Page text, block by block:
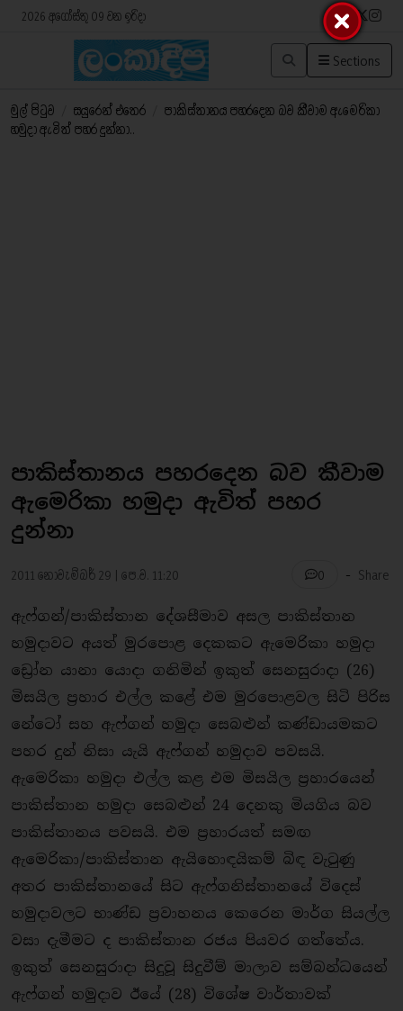
2026 අගෝස්තු 09 වන ඉරිදා
Sections
මුල් පිටුව සයුරෙන් එතෙර
පාකිස්තානය පහරදෙන බව කීවාම ඇමෙරිකා
හමුදා ඇවිත් පහර දුන්නා..
පාකිස්තානය පහරදෙන බව කීවාම
ඇමෙරිකා හමුදා ඇවිත් පහර
දුන්නා
2011 නොවැම්බර් 29 | පෙ.ව. 11:20 0 - Share
ඇෆ්ගන්/පාකිස්තාන දේශසීමාව අසල පාකිස්තාන
හමුදාවට අයත් මුරපොළ දෙකකට ඇමෙරිකා හමුදා
ඩ්‍රෝන යානා යොදා ගනිමින් ඉකුත් සෙනසුරාදා (26)
මිසයිල ප‍්‍රහාර එල්ල කළේ එම මුරපොළවල සිටි පිරිස
නේටෝ සහ ඇෆ්ගන් හමුදා සෙබළුන් කණ්ඩායමකට
පහර දුන් නිසා යැයි ඇෆ්ගන් හමුදාව පවසයි.
ඇමෙරිකා හමුදා එල්ල කළ එම මිසයිල ප‍්‍රහාරයෙන්
පාකිස්තාන හමුදා සෙබළුන් 24 දෙනකු මියගිය බව
පාකිස්තානය පවසයි. එම ප‍්‍රහාරයත් සමඟ
ඇමෙරිකා/පාකිස්තාන ඇයිහොඳයිකම් බිඳ වැටුණු
අතර පාකිස්තානයේ සිට ඇෆ්ගනිස්තානයේ විදෙස්
හමුදාවලට භාණ්ඩ ප‍්‍රවාහනය කෙරෙන මාර්ග සියල්ල
වසා දැමීමට ද පාකිස්තාන රජය පියවර ගත්තේය.
ඉකුත් සෙනසුරාදා සිදුවූ සිදුවීම් මාලාව සම්බන්ධයෙන්
ඇෆ්ගන් හමුදාව ඊයේ (28) විශේෂ වාර්තාවක්